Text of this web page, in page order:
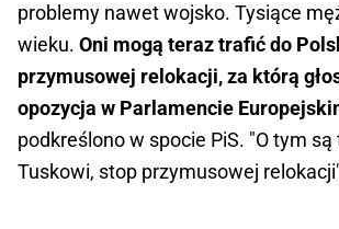
problemy nawet wojsko. Tysiące
wieku. Oni mogą teraz trafić do
przymusowej relokacji, za którą
opozycja w Parlamencie
podkreślono w spocie PiS. "O tym
Tuskowi, stop przymusowej